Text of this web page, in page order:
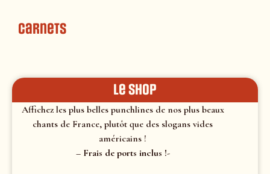
Carnets
le shop
Affichez les plus belles punchlines de nos plus beaux
chants de France, plutôt que des slogans vides
américains !
– Frais de ports inclus !-